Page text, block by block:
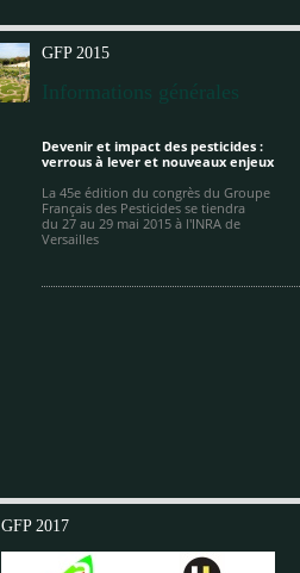
GFP 2015
Informations générales
Devenir et impact des pesticides :
verrous à lever et nouveaux enjeux
La 45e édition du congrès du Groupe
Français des Pesticides se tiendra
du 27 au 29 mai 2015 à l'INRA de
Versailles
GFP 2017